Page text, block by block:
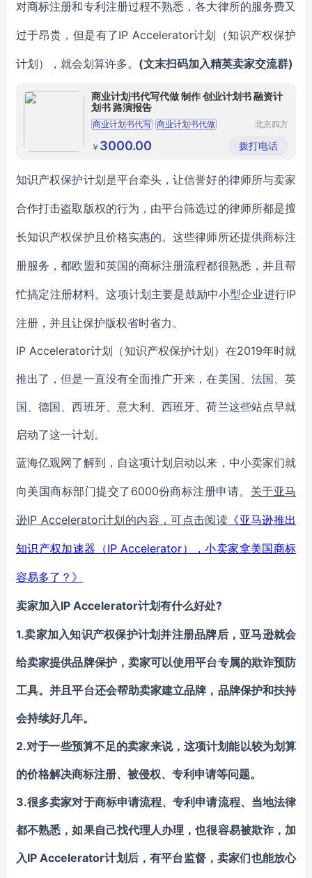
对商标注册和专利注册过程不熟悉，各大律所的服务费又
过于昂贵，但是有了IP Accelerator计划（知识产权保护
计划），就会划算许多。 (文末扫码加入精英卖家交流群)
商业计划书代写代做 制作 创业计划书 融资计
划书 路演报告
商业计划书代写 商业计划书代做
项目计划书代写
北京四方
发展有限
公司
￥ 3000.00 拨打电话
知识产权保护计划是平台牵头，让信誉好的律师所与卖家
合作打击盗取版权的行为，由平台筛选过的律师所都是擅
长知识产权保护且价格实惠的。这些律师所还提供商标注
册服务，都欧盟和英国的商标注册流程都很熟悉，并且帮
忙搞定注册材料。这项计划主要是鼓励中小型企业进行IP
注册，并且让保护版权省时省力。
IP Accelerator计划（知识产权保护计划）在2019年时就
推出了，但是一直没有全面推广开来，在美国、法国、英
国、德国、西班牙、意大利、西班牙、荷兰这些站点早就
启动了这一计划。
蓝海亿观网了解到，自这项计划启动以来，中小卖家们就
向美国商标部门提交了 6000份商标注册申请。 关于亚马
逊IP Accelerator计划的内容，可点击阅读 《亚马逊推出
知识产权加速器（IP Accelerator），小卖家拿美国商标
容易多了？ 》
卖家加入IP Accelerator计划有什么好处?
1.卖家加入知识产权保护计划并注册品牌后，亚马逊就会
给卖家提供品牌保护，卖家可以使用平台专属的欺诈预防
工具。并且平台还会帮助卖家建立品牌，品牌保护和扶持
会持续好几年。
2.对于一些预算不足的卖家来说，这项计划能以较为划算
的价格解决商标注册、被侵权、专利申请等问题。
3.很多卖家对于商标申请流程、专利申请流程、当地法律
都不熟悉，如果自己找代理人办理，也很容易被欺诈，加
入IP Accelerator计划后，有平台监督，卖家们也能放心